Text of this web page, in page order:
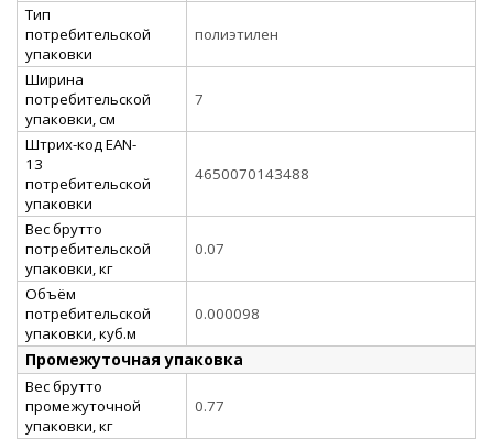
Тип
потребительской
упаковки
полиэтилен
Ширина
потребительской
упаковки, см
7
Штрих-код EAN-
13
потребительской
упаковки
4650070143488
Вес брутто
потребительской
упаковки, кг
0.07
Объём
потребительской
упаковки, куб.м
0.000098
Промежуточная упаковка
Вес брутто
промежуточной
упаковки, кг
0.77